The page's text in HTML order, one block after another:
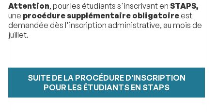
Attention, pour les étudiants s'inscrivant en STAPS,
une procéduresupplémentaire obligatoireest
demandée dès l'inscription administrative, au mois de
juillet.
SUITE DE LA PROCÉDURE D'INSCRIPTION
POUR LES ÉTUDIANTS EN STAPS